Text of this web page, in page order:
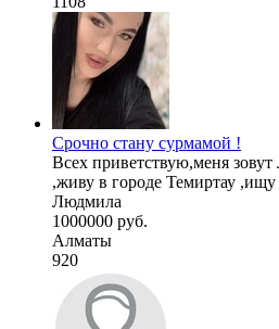
Срочно стану сурмамой !
Всех приветствую,меня
,живу в городе Темиртау
Людмила
1000000 руб.
Алматы
920